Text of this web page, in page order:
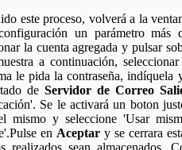
este proceso, volverá a la
un parámetro más
la cuenta agregada y pulsar
a continuación,
le pida la contraseña, indíquela
de Servidor de Correo
Se le activará un boton
mismo y seleccione 'Usar
en Aceptar y se cerrara
realizados sean almacenados.